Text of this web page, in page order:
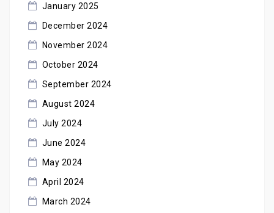
January 2025
December 2024
November 2024
October 2024
September 2024
August 2024
July 2024
June 2024
May 2024
April 2024
March 2024